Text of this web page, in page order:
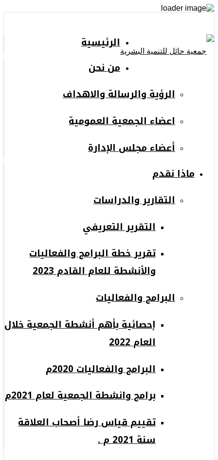
الرئيسية
من نحن
الرؤية والرسالة والاهداف
اعضاء الجمعية العمومية
أعضاء مجلس الإدارة
ماذا نقدم
التقارير والدراسات
التقرير التعريفي
تقرير خطة البرامج والفعاليات
والأنشطة للعام القادم 2023
البرامج والفعاليات
إحصائية بأهم أنشطة الجمعية خلال
العام 2022
البرامج والفعاليات 2020م
برامج وانشطة الجمعية لعام 2021م
تقييم قياس رضا أصحاب العلاقة
سنة 2021 م .